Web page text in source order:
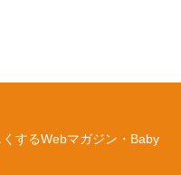
するWebマガジン・Baby